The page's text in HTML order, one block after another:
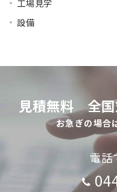
工場見学
設備
見積無料 全
お急ぎの場合
電話